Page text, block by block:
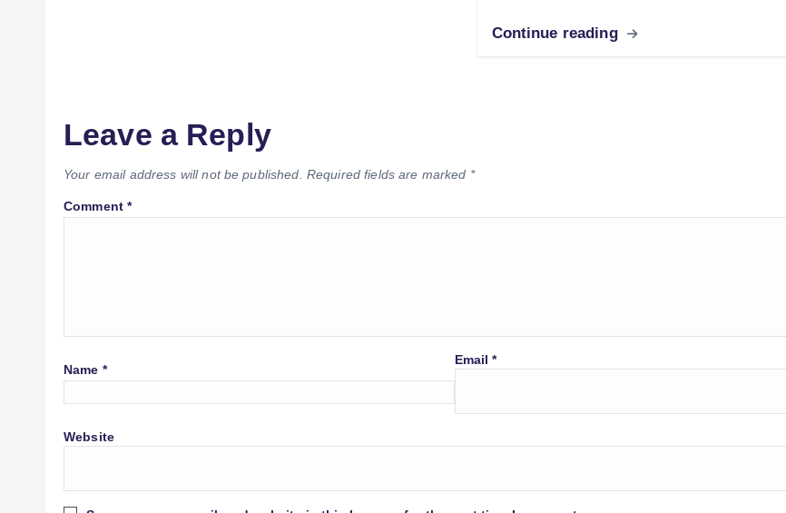
Continue reading
Leave a Reply
Your email address will not be published. Required fields are marked *
Comment*
Name *
Email*
Website